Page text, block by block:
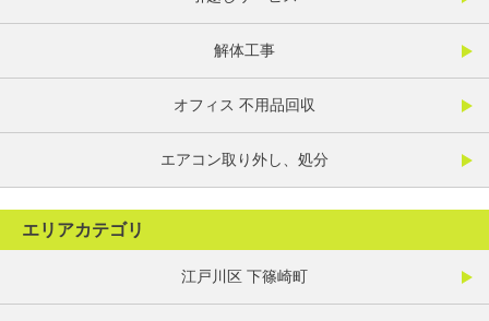
解体工事
オフィス 不用品回収
エアコン取り外し、処分
エリアカテゴリ
江戸川区 下篠崎町